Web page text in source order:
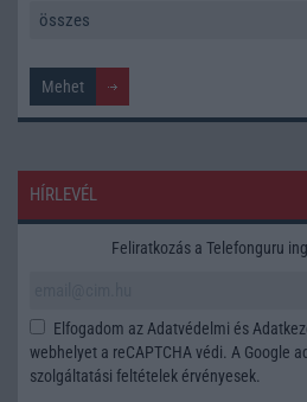
HÍRLEVÉL
Feliratkozás a Telefonguru
Elfogadom az Adatvédelmi és
webhelyet a reCAPTCHA védi. A Google
szolgáltatási feltételek érvényesek.